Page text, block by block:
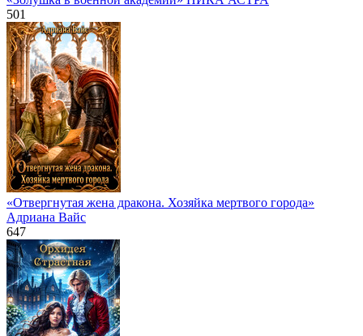
501
«Отвергнутая жена дракона. Хозяйка мертвого города»
Адриана Вайс
647